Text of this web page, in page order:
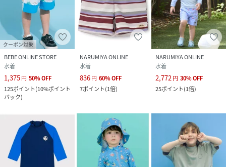
クーポン対象
BEBE ONLINE STORE
水着
1,375円 50%OFF
125ポイント(10%ポイント
バック)
NARUMIYA ONLINE
水着
836円 60%OFF
7ポイント(1倍)
NARUMIYA ONLINE
水着
2,772円 30%OFF
25ポイント(1倍)